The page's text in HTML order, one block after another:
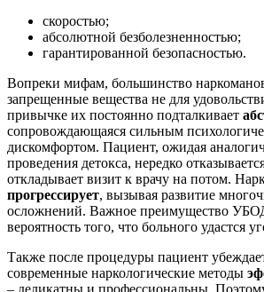
скоростью;
абсолютной безболезненностью;
гарантированной безопасностью.
Вопреки мифам, большинство
запрещенные вещества не для
привычке их постоянно подталкивает
сопровождающаяся сильным
дискомфортом. Пациент, ожидая
проведения детокса, нередко
откладывает визит к врачу на потом.
прогрессирует, вызывая развитие
осложнений. Важное преимущество
вероятность того, что больного удастся
Также после процедуры пациент
современные наркологические методы